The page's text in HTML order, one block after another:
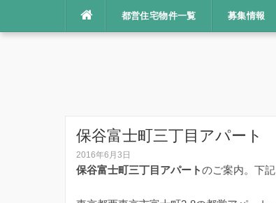
都営住宅物件一覧 募集情報
保谷富士町三丁目アパート
2016年6月3日
保谷富士町三丁目アパートのご案内。下